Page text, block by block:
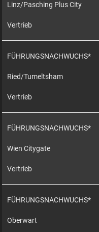
Linz/Pasching Plus City
Vertrieb
FÜHRUNGSNACHWUCHS*
Ried/Tumeltsham
Vertrieb
FÜHRUNGSNACHWUCHS*
Wien Citygate
Vertrieb
FÜHRUNGSNACHWUCHS*
Oberwart